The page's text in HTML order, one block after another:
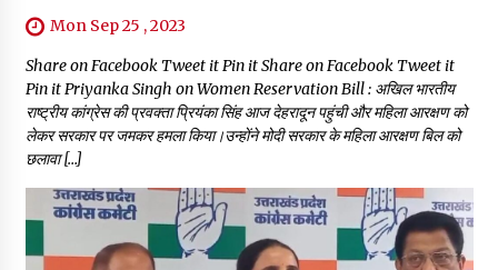
Mon Sep 25 , 2023
Share on Facebook Tweet it Pin it Share on Facebook Tweet it
Pin it Priyanka Singh on Women Reservation Bill : अखिल भारतीय
राष्ट्रीय कांग्रेस की प्रवक्ता प्रियंका सिंह आज देहरादून पहुंची और महिला आरक्षण को
लेकर सरकार पर जमकर हमला किया।उन्होंने मोदी सरकार के महिला आरक्षण बिल को
छलावा […]